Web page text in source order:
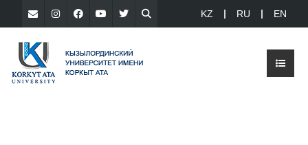
KZ RU EN